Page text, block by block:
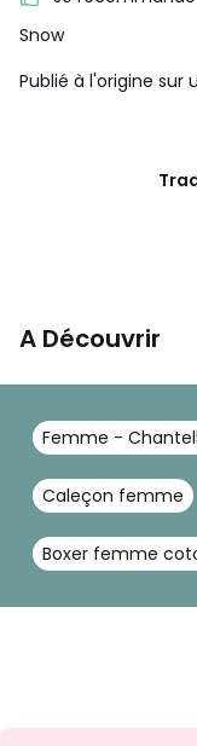
Snow
Publié à l'origine sur
A Découvrir
Femme -
Caleçon femme
Boxer femme